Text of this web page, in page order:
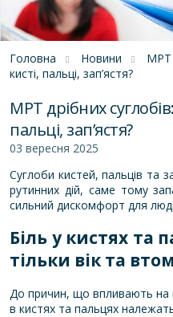
Головна Новини
МРТ
кисті, пальці, зап’ястя?
МРТ дрібних
пальці, зап’ястя?
03 вересня 2025
Суглоби кистей, пальців та
рутинних дій, саме тому
сильний дискомфорт для
Біль у кистях та
тільки вік та
До причин, що впливають на
в кистях та пальцях